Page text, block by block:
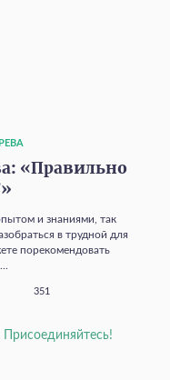
«Правильно
и знаниями, так
в трудной для
порекомендовать
351